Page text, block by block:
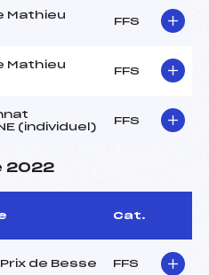
Mathieu
FFS
Mathieu
FFS
(individuel)
FFS
2022
Cat.
de Besse FFS